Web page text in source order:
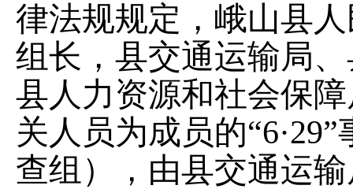
律法规规定， 峨山县
组长， 县交通运输局、
县人力资源和社会保
关人员为成员的“6·29”
查组）， 由县交通运